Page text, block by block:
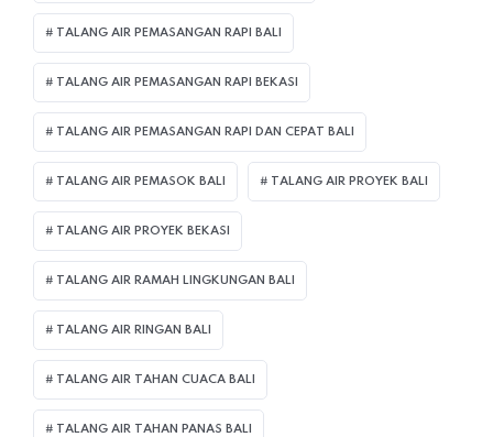
TALANG AIR PEMASANGAN RAPI BALI
TALANG AIR PEMASANGAN RAPI BEKASI
TALANG AIR PEMASANGAN RAPI DAN CEPAT BALI
TALANG AIR PEMASOK BALI TALANG AIR PROYEK BALI
TALANG AIR PROYEK BEKASI
TALANG AIR RAMAH LINGKUNGAN BALI
TALANG AIR RINGAN BALI
TALANG AIR TAHAN CUACA BALI
TALANG AIR TAHAN PANAS BALI